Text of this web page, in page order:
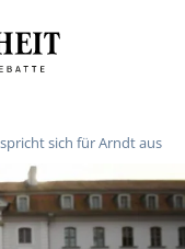
sich für Arndt aus